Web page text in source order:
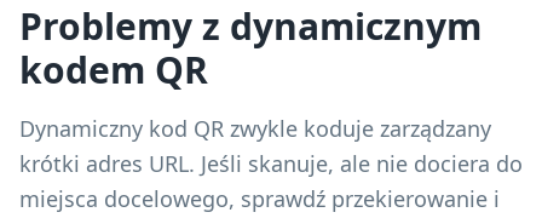
Problemy z dynamicznym
kodem QR
Dynamiczny kod QR zwykle koduje zarządzany
krótki adres URL. Jeśli skanuje, ale nie dociera do
miejsca docelowego, sprawdź przekierowanie i